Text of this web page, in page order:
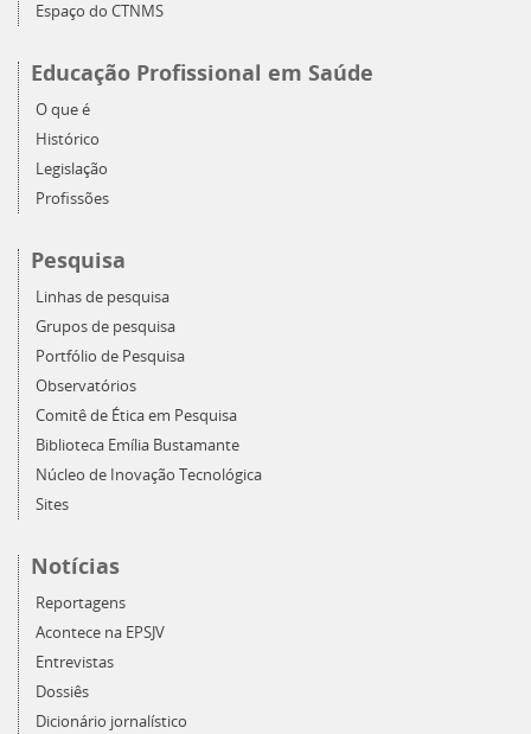
Espaço do CTNMS
Educação Profissional em Saúde
O que é
Histórico
Legislação
Profissões
Pesquisa
Linhas de pesquisa
Grupos de pesquisa
Portfólio de Pesquisa
Observatórios
Comitê de Ética em Pesquisa
Biblioteca Emília Bustamante
Núcleo de Inovação Tecnológica
Sites
Notícias
Reportagens
Acontece na EPSJV
Entrevistas
Dossiês
Dicionário jornalístico